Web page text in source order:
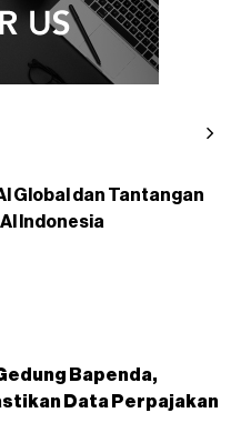
Global dan Tantangan
Indonesia
Bapenda,
Data Perpajakan